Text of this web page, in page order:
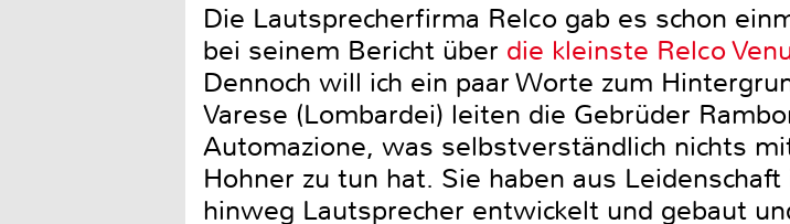
Die Lautsprecherfirma Relco gab es schon
bei seinem Bericht über die kleinste Relco
Dennoch will ich ein paar Worte zum
Varese (Lombardei) leiten die Gebrüder
Automazione, was selbstverständlich nichts
Hohner zu tun hat. Sie haben aus
hinweg Lautsprecher entwickelt und gebaut